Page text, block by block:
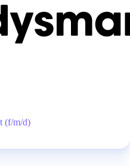
(f/m/d)